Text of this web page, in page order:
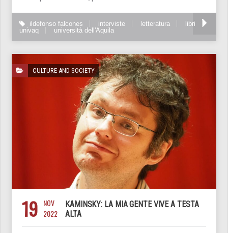
ildefonso falcones interviste letteratura
libri
univaq
università dell'Aquila
CULTURE AND SOCIETY
19 NOV
2022
KAMINSKY: LA MIA GENTE VIVE A TESTA
ALTA